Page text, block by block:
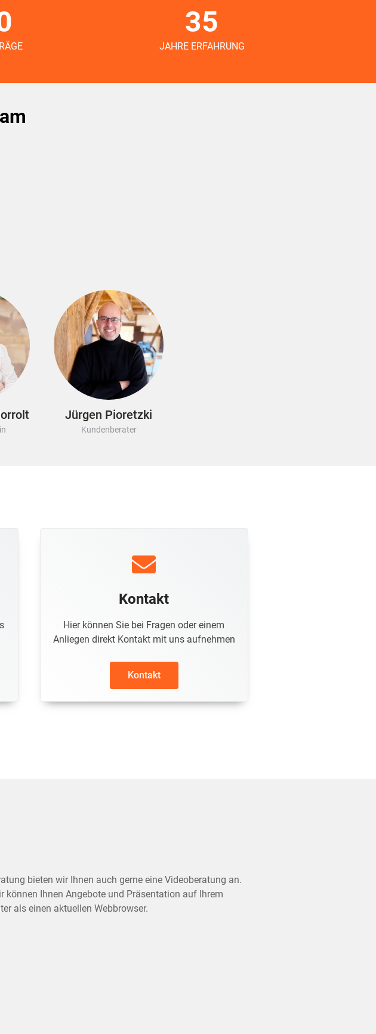
35
JAHRE ERFAHRUNG
Jürgen Pioretzki
Kundenberater
Kontakt
Hier können Sie bei Fragen oder einem
Anliegen direkt Kontakt mit uns aufnehmen​
Kontakt
bieten wir Ihnen auch gerne eine Videoberatung an.
können Ihnen Angebote und Präsentation auf Ihrem
als einen aktuellen Webbrowser.